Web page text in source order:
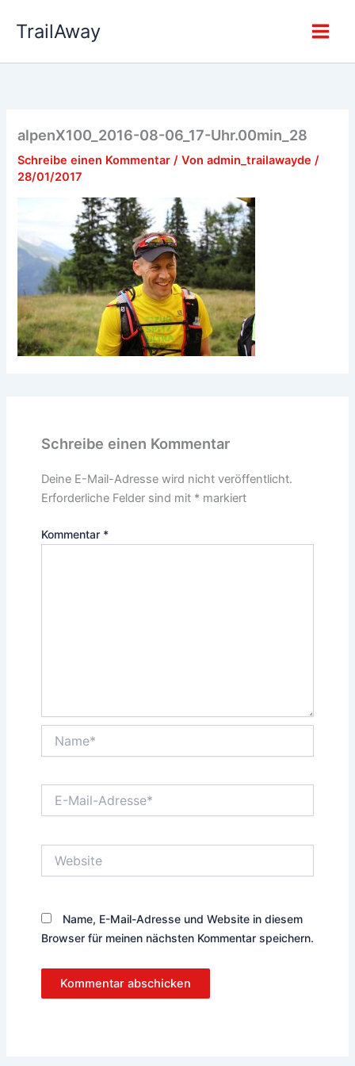
InhaltTrailAway
alpenX100_2016-08-06_17-Uhr.00min_28
Schreibe einen Kommentar / Vonadmin_trailawayde/
28/01/2017
Schreibe einen Kommentar
Deine E-Mail-Adresse wird nicht veröffentlicht.
Erforderliche Felder sind mit *markiert
Kommentar *
Mail-
Name, E-Mail-Adresse und Website in diesem
Browser für meinen nächsten Kommentar speichern.